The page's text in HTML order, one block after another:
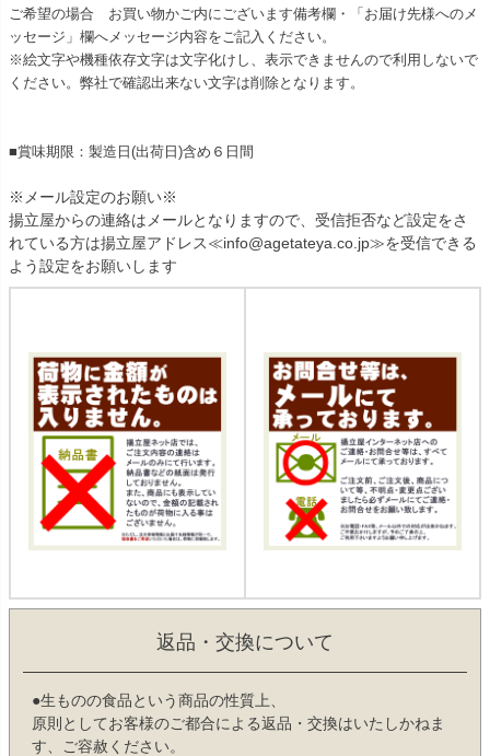
ご希望の場合 お買い物かご内にございます備考欄・「お届け先様へのメ
ッセージ」欄へメッセージ内容をご記入ください。
※絵文字や機種依存文字は文字化けし、表示できませんので利用しないで
ください。弊社で確認出来ない文字は削除となります。
■賞味期限：製造日(出荷日)含め６日間
※メール設定のお願い※
揚立屋からの連絡はメールとなりますので、受信拒否など設定をさ
れている方は揚立屋アドレス≪info@agetateya.co.jp≫を受信できる
よう設定をお願いします
返品・交換について
●生ものの食品という商品の性質上、
原則としてお客様のご都合による返品・交換はいたしかねま
す、ご容赦ください。